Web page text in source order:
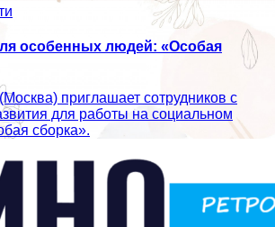
особенных людей: «Особая
приглашает сотрудников с
для работы на социальном
сборка».